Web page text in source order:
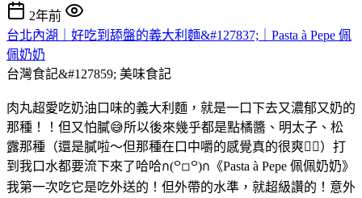
2年前
台北內湖｜好吃到舔盤的義大利麵&#127837;｜Pasta à Pepe 佩
佩奶奶
台灣食記&#127859; 美味食記
肉丸超愛吃奶油口味的義大利麵，就是一口下去又濃郁又奶的
那種！！但又怕膩😅所以後來幾乎都是點橘醬、明太子、松
露那種（還是膩啦～但那種在口中嚼的感覺真的很爽✌🏻）打
到我口水都要流下來了哈哈ก(꒪◽︎꒪)ก《Pasta à Pepe 佩佩奶奶》
我第一次吃它是吃外送的！但外帶的水準，就超級讚的！意外